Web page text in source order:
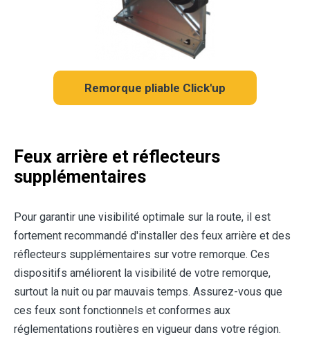
Remorque pliable Click'up
Feux arrière et réflecteurs
supplémentaires
Pour garantir une visibilité optimale sur la route, il est
fortement recommandé d'installer des feux arrière et des
réflecteurs supplémentaires sur votre remorque. Ces
dispositifs améliorent la visibilité de votre remorque,
surtout la nuit ou par mauvais temps. Assurez-vous que
ces feux sont fonctionnels et conformes aux
réglementations routières en vigueur dans votre région.